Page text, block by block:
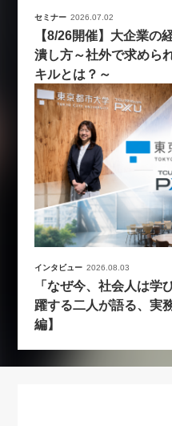
セミナー 2026.07.02
【8/26開催】大企業の
潰し方～社外で求めら
キルとは？～
インタビュー 2026.08.03
「なぜ今、社会人は学
躍する二人が語る、実
編】